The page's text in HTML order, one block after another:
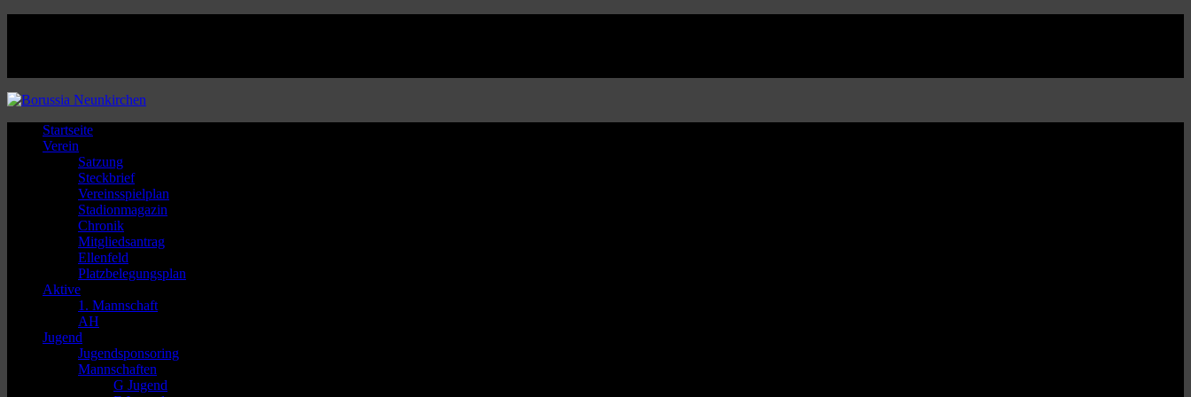
Startseite
Verein
Satzung
Steckbrief
Vereinsspielplan
Stadionmagazin
Chronik
Mitgliedsantrag
Ellenfeld
Platzbelegungsplan
Aktive
1. Mannschaft
AH
Jugend
Jugendsponsoring
Mannschaften
G Jugend